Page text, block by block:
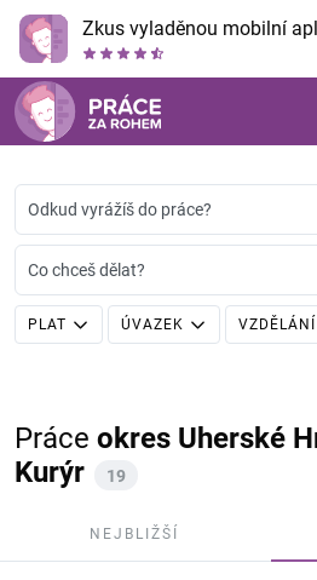
Zkus vyladěnou mobilní
Odkud vyrážíš do práce?
Co chceš dělat?
PLAT ÚVAZEK VZDĚLÁNÍ
Práce okres Uherské
Kurýr
19
NEJBLIŽŠÍ